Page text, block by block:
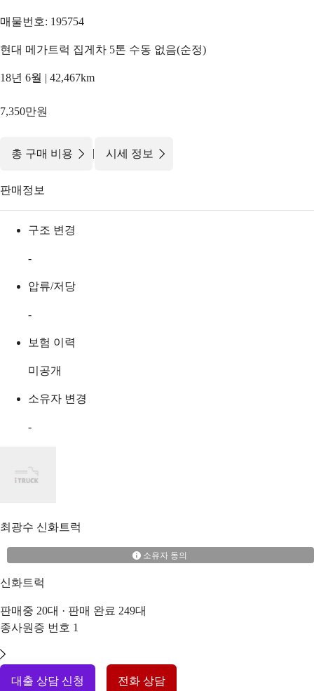
매물번호: 195754
현대 메가트럭 집게차 5톤 수동 없음(순정)
18년 6월 | 42,467km
7,350만원
총 구매 비용 | 시세 정보
판매정보
구조 변경
-
압류/저당
-
보험 이력
미공개
소유자 변경
-
최광수 신화트럭
소유자 동의
신화트럭
판매중 20대 · 판매 완료 249대
종사원증 번호 1
대출 상담 신청 전화 상담